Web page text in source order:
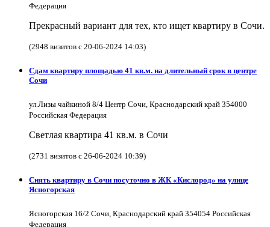
Федерация
Прекрасный вариант для тех, кто ищет квартиру в Сочи.
(2948 визитов с 20-06-2024 14:03)
Сдам квартиру площадью 41 кв.м. на длительный срок в центре
Сочи
ул.Лизы чайкиной 8/4 Центр Сочи, Краснодарский край 354000
Российская Федерация
Светлая квартира 41 кв.м. в Сочи
(2731 визитов с 26-06-2024 10:39)
Снять квартиру в Cочи посуточно в ЖК «Кислород» на улице
Ясногорская
Ясногорская 16/2 Сочи, Краснодарский край 354054 Российская
Федерация